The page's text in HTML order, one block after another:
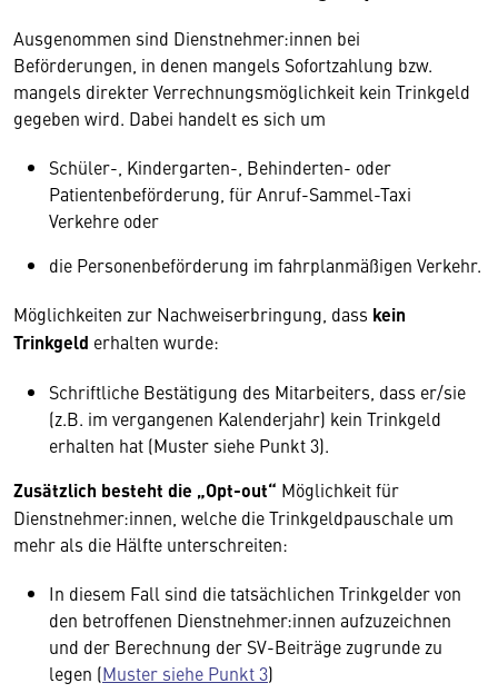
Ausgenommen sind Dienstnehmer:innen bei
Beförderungen, in denen mangels Sofortzahlung bzw.
mangels direkter Verrechnungsmöglichkeit kein Trinkgeld
gegeben wird. Dabei handelt es sich um
Schüler-, Kindergarten-, Behinderten- oder
Patientenbeförderung, für Anruf-Sammel-Taxi
Verkehre oder
die Personenbeförderung im fahrplanmäßigen Verkehr.
Möglichkeiten zur Nachweiserbringung, dass kein
Trinkgeld erhalten wurde:
Schriftliche Bestätigung des Mitarbeiters, dass er/sie
(z.B. im vergangenen Kalenderjahr) kein Trinkgeld
erhalten hat (Muster siehe Punkt 3).
Zusätzlich besteht die „Opt-out“ Möglichkeit für
Dienstnehmer:innen, welche die Trinkgeldpauschale um
mehr als die Hälfte unterschreiten:
In diesem Fall sind die tatsächlichen Trinkgelder von
den betroffenen Dienstnehmer:innen aufzuzeichnen
und der Berechnung der SV-Beiträge zugrunde zu
legen (Muster siehe Punkt 3)